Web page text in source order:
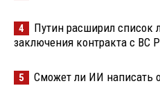
4
Путин расширил список
заключения контракта с ВС
5 Сможет ли ИИ написать